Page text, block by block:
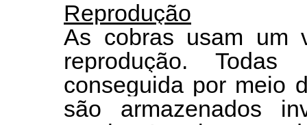
Reprodução
As cobras usam um
reprodução. Todas
conseguida por meio
são armazenados